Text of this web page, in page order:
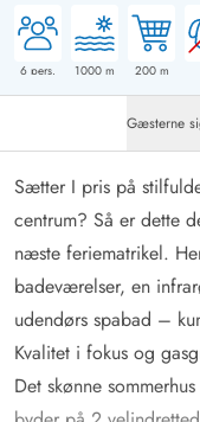
6 pers. 1000 m 200m
Gæsterne
Sætter I pris på
centrum? Så er dette
næste feriematrikel.
badeværelser, en
udendørs spabad –
Kvalitet i fokus og
Det skønne